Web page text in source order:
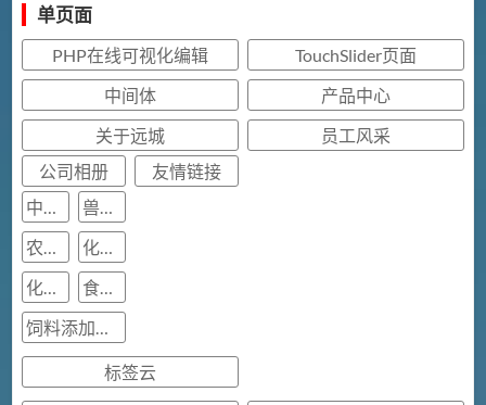
单页面
PHP在线可视化编辑
TouchSlider页面
中间体
产品中心
关于远城
公司相册
中间体相册
兽用原料相册
农用原料相册
化工中间体相册
化工原料相册
食品添加剂原料相册
饲料添加剂原料相册
友情链接
标签云
员工风采